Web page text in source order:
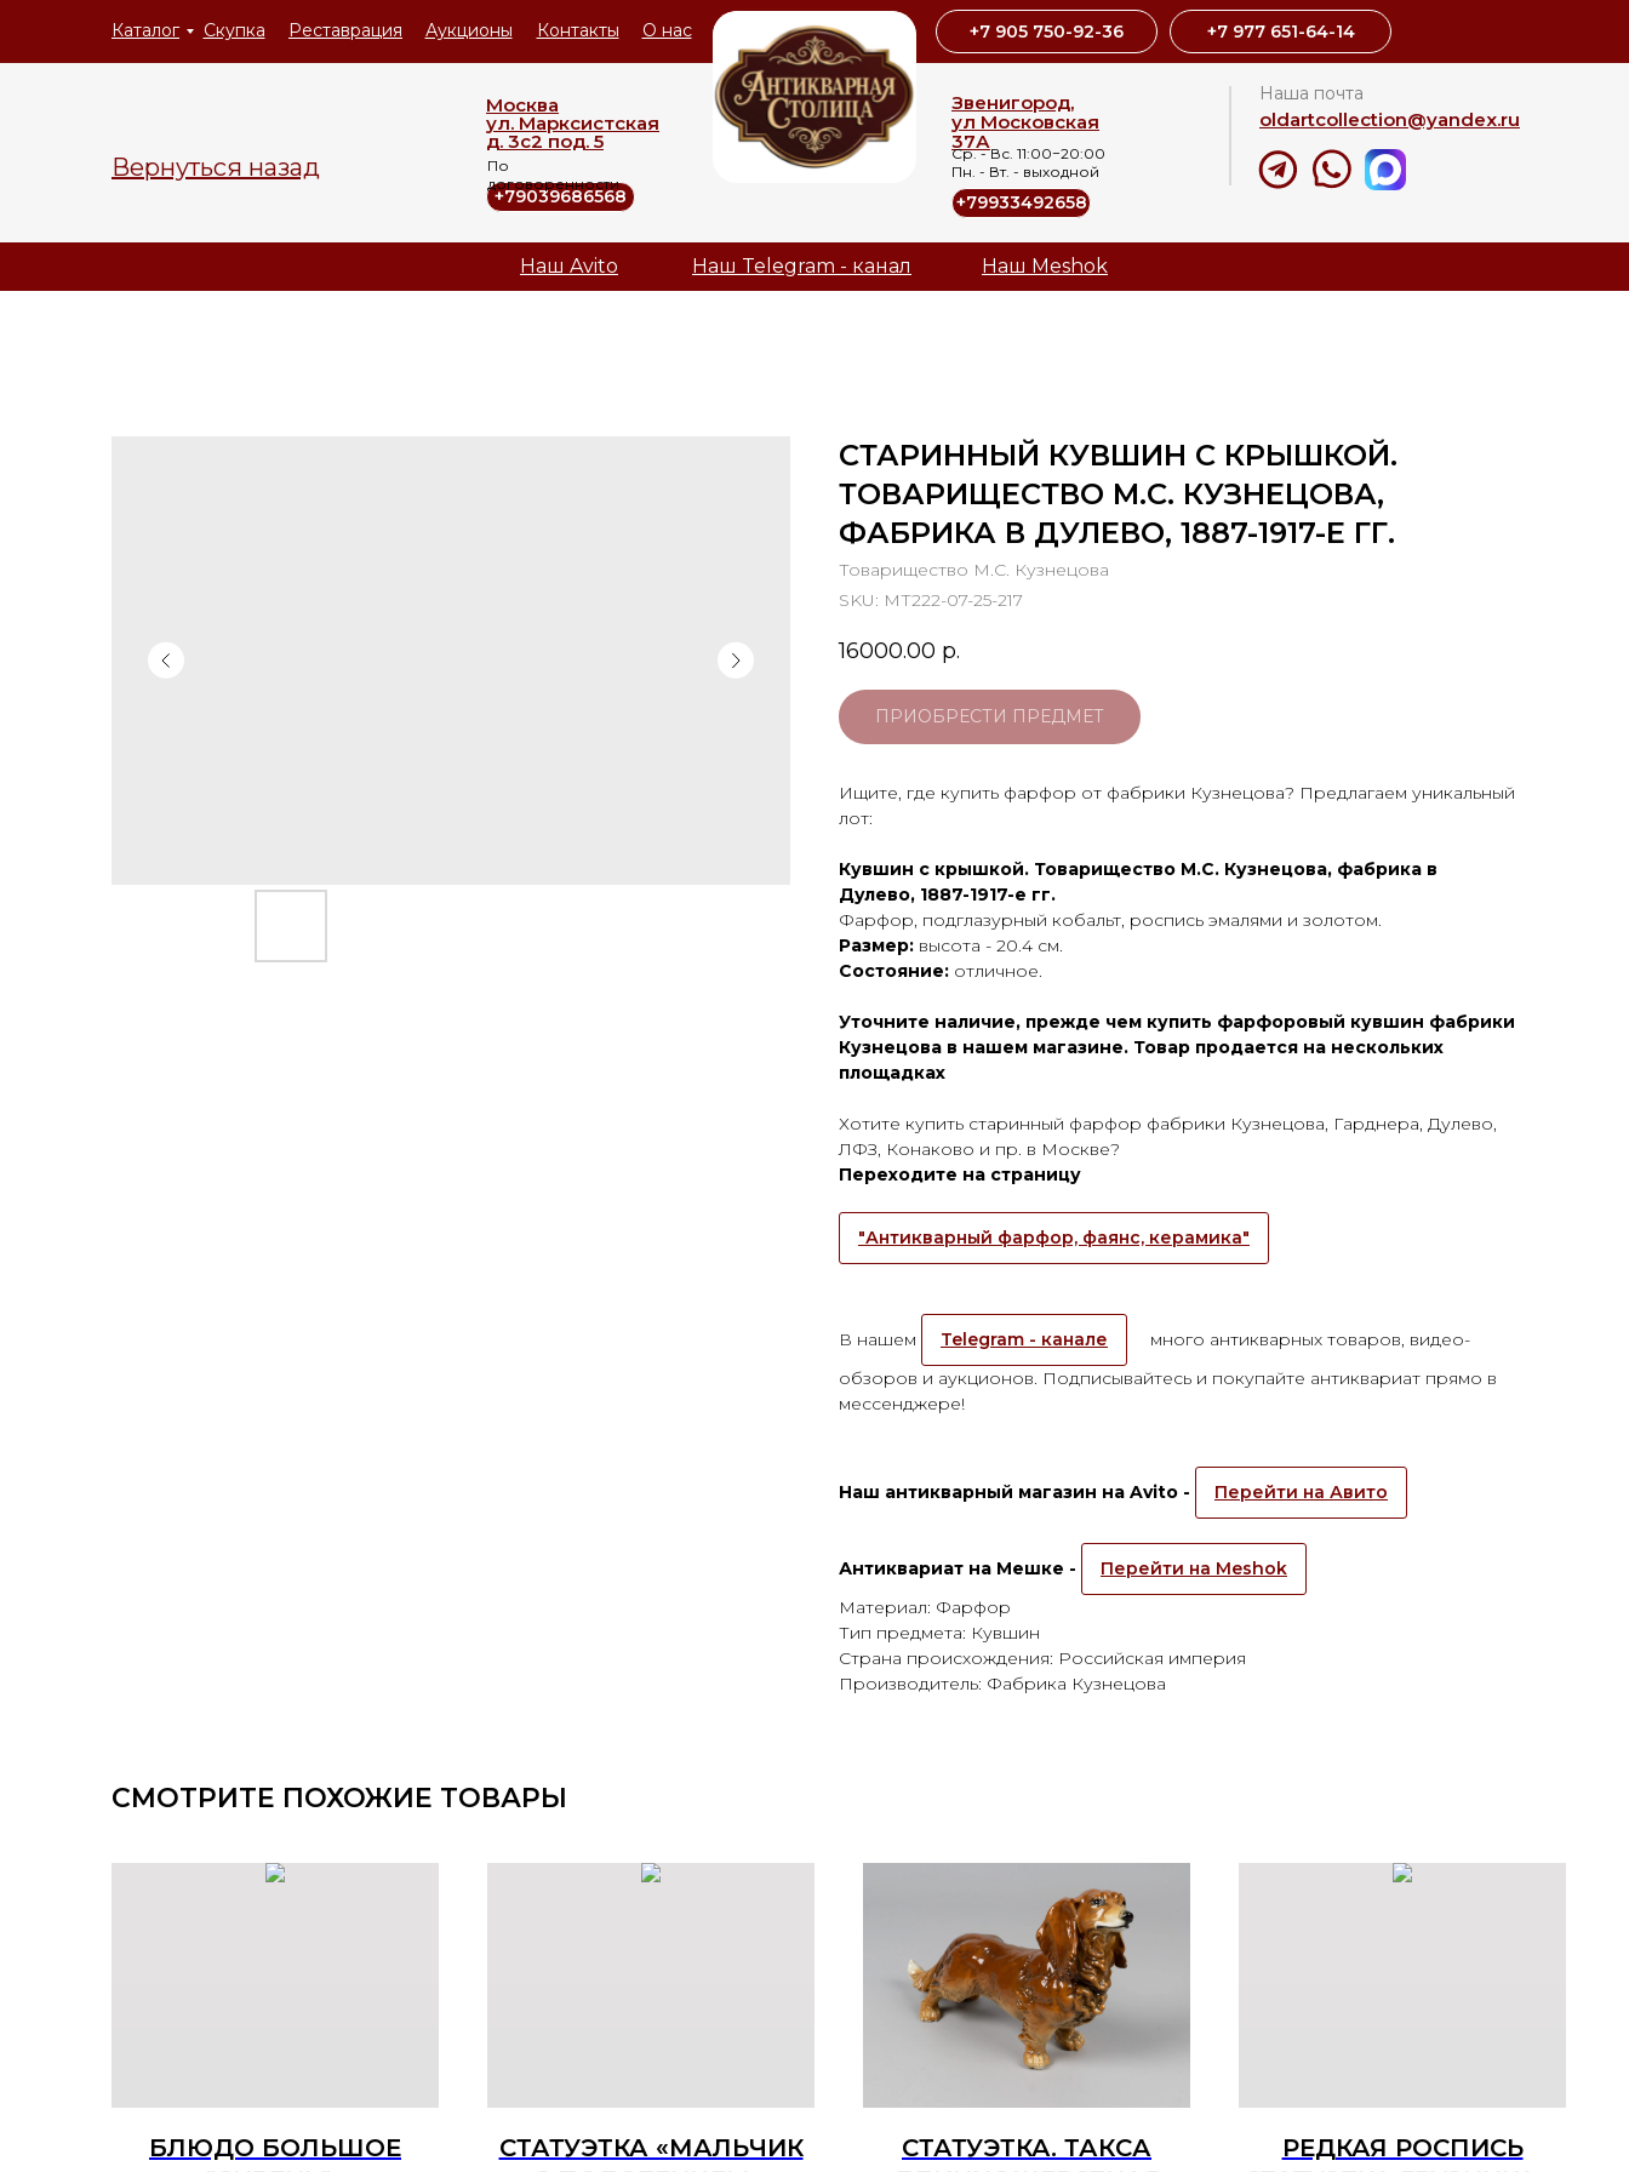
Наша почта
Аукционы
Реставрация
Скупка Контакты О нас
Каталог
oldartcollection@yandex.ru
+7 977 651-64-14
Москва
ул. Марксистская
д. 3с2 под. 5
+79039686568
По
договоренности
+7 905 750-92-36
Вернуться назад
Звенигород,
ул Московская
37А
Ср. - Вс. 11:00−20:00
Пн. - Вт. - выходной
+79933492658
Наш Meshok
Наш Avito Наш Telegram - канал
СТАРИННЫЙ КУВШИН С КРЫШКОЙ.
ТОВАРИЩЕСТВО М.С. КУЗНЕЦОВА,
ФАБРИКА В ДУЛЕВО, 1887-1917-Е ГГ.
Товарищество М.С. Кузнецова
SKU: МТ222-07-25-217
16000.00 р.
ПРИОБРЕСТИ ПРЕДМЕТ
Ищите, где купить фарфор от фабрики Кузнецова? Предлагаем уникальный
лот:
Кувшин с крышкой. Товарищество М.С. Кузнецова, фабрика в
Дулево, 1887-1917-е гг.
Фарфор, подглазурный кобальт, роспись эмалями и золотом.
Размер: высота - 20.4 см.
Состояние: отличное.
Уточните наличие, прежде чем купить фарфоровый кувшин фабрики
Кузнецова в нашем магазине. Товар продается на нескольких
площадках
Хотите купить старинный фарфор фабрики Кузнецова, Гарднера, Дулево,
ЛФЗ, Конаково и пр. в Москве?
Переходите на страницу
"Антикварный фарфор, фаянс, керамика"
В нашем Telegram - канале
много антикварных товаров, видео-
обзоров и аукционов. Подписывайтесь и покупайте антиквариат прямо в
мессенджере!
Наш антикварный магазин на Avito - Перейти на Авито
Антиквариат на Мешке -
Перейти на Meshok
Материал: Фарфор
Тип предмета: Кувшин
Страна происхождения: Российская империя
Производитель: Фабрика Кузнецова
СМОТРИТЕ ПОХОЖИЕ ТОВАРЫ
БЛЮДО БОЛЬШОЕ
СТАТУЭТКА «МАЛЬЧИК
СТАТУЭТКА. ТАКСА
РЕДКАЯ РОСПИСЬ